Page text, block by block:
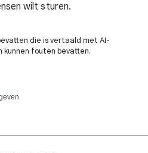
wilt sturen.
die is vertaald met AI-
fouten bevatten.